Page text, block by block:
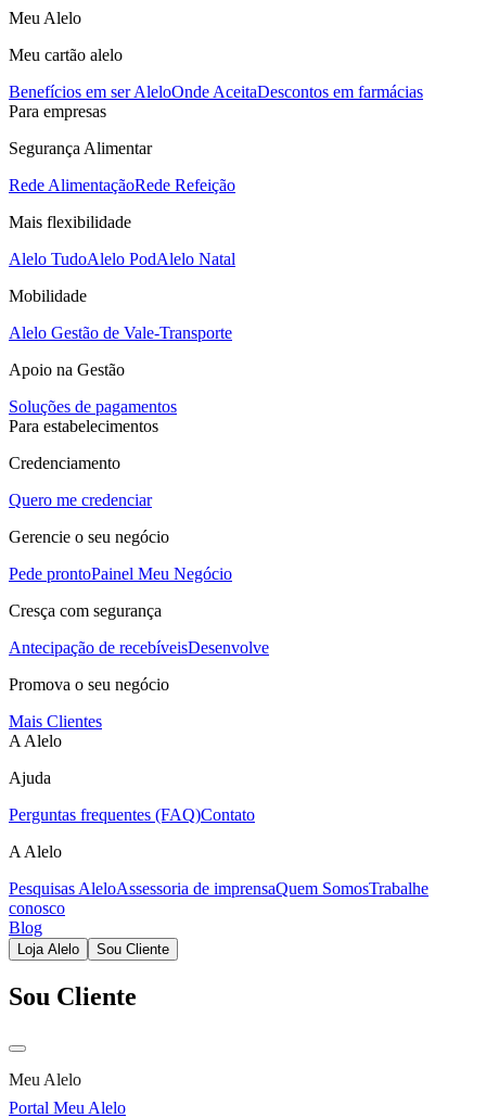
Meu Alelo
Meu cartão alelo
Benefícios em ser AleloOnde AceitaDescontos em farmácias
Para empresas
Segurança Alimentar
Rede AlimentaçãoRede Refeição
Mais flexibilidade
Alelo TudoAlelo PodAlelo Natal
Mobilidade
Alelo Gestão de Vale-Transporte
Apoio na Gestão
Soluções de pagamentos
Para estabelecimentos
Credenciamento
Quero me credenciar
Gerencie o seu negócio
Pede prontoPainel Meu Negócio
Cresça com segurança
Antecipação de recebíveisDesenvolve
Promova o seu negócio
Mais Clientes
A Alelo
Ajuda
Perguntas frequentes (FAQ)Contato
A Alelo
Pesquisas AleloAssessoria de imprensaQuem SomosTrabalhe
conosco
Blog
Loja Alelo Sou Cliente
Sou Cliente
Meu Alelo
Portal Meu Alelo